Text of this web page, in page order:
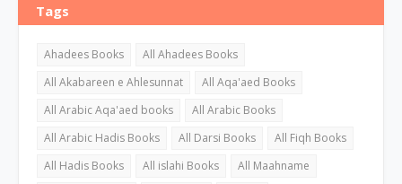
Tags
Ahadees Books
All Ahadees Books
All Akabareen e Ahlesunnat
All Aqa'aed Books
All Arabic Aqa'aed books
All Arabic Books
All Arabic Hadis Books
All Darsi Books
All Fiqh Books
All Hadis Books
All islahi Books
All Maahname